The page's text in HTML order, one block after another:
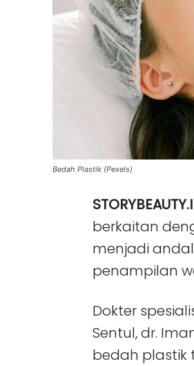
Bedah Plastik (Pexels)
berkaitan
menjadi
penampilan
Dokter
Sentul, dr.
bedah plastik